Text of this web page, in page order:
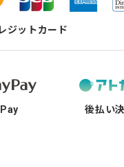
ジットカード
後払い